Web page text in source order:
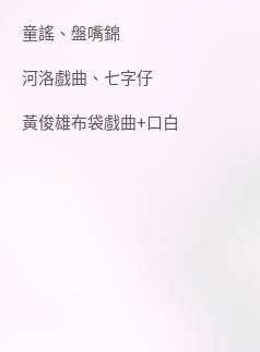
童謠、盤嘴錦
河洛戲曲、七字仔
黃俊雄布袋戲曲+口白